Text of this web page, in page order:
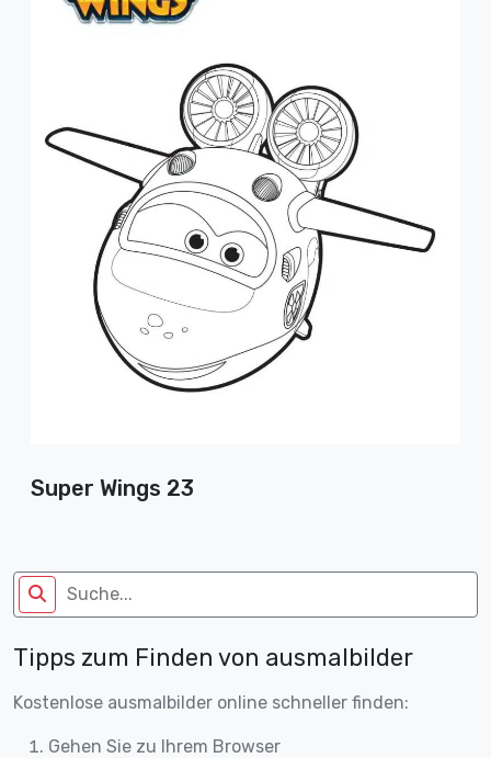
Super Wings 23
Tipps zum Finden von ausmalbilder
Kostenlose ausmalbilder online schneller finden:
Gehen Sie zu Ihrem Browser